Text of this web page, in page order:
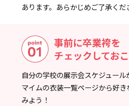
あります。あらかじめご了承くだ
事前に卒業袴を
チェックしてお
自分の学校の展示会スケジュー
マイムの衣装一覧ページから好
みよう！